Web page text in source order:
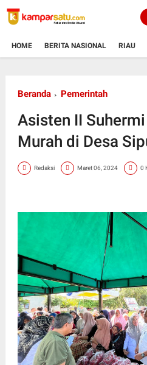
HOME BERITA NASIONAL RIAU
Beranda Pemerintah
Asisten II
Murah di Desa
Redaksi Maret 06, 2024 0